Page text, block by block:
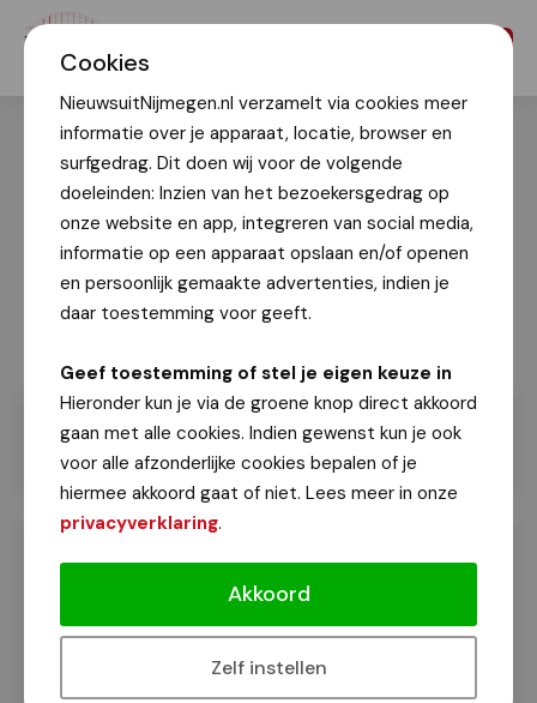
Cookies
NieuwsuitNijmegen.nl verzamelt via cookies meer
informatie over je apparaat, locatie, browser en
surfgedrag. Dit doen wij voor de volgende
doeleinden: Inzien van het bezoekersgedrag op
onze website en app, integreren van social media,
informatie op een apparaat opslaan en/of openen
en persoonlijk gemaakte advertenties, indien je
daar toestemming voor geeft.
Geef toestemming of stel je eigen keuze in
Hieronder kun je via de groene knop direct akkoord
gaan met alle cookies. Indien gewenst kun je ook
voor alle afzonderlijke cookies bepalen of je
hiermee akkoord gaat of niet. Lees meer in onze
privacyverklaring.
Akkoord
Zelf instellen
Nijmegen en Overbetuwe sluiten
overeenkomst over Knoop 38
Van onze redactie